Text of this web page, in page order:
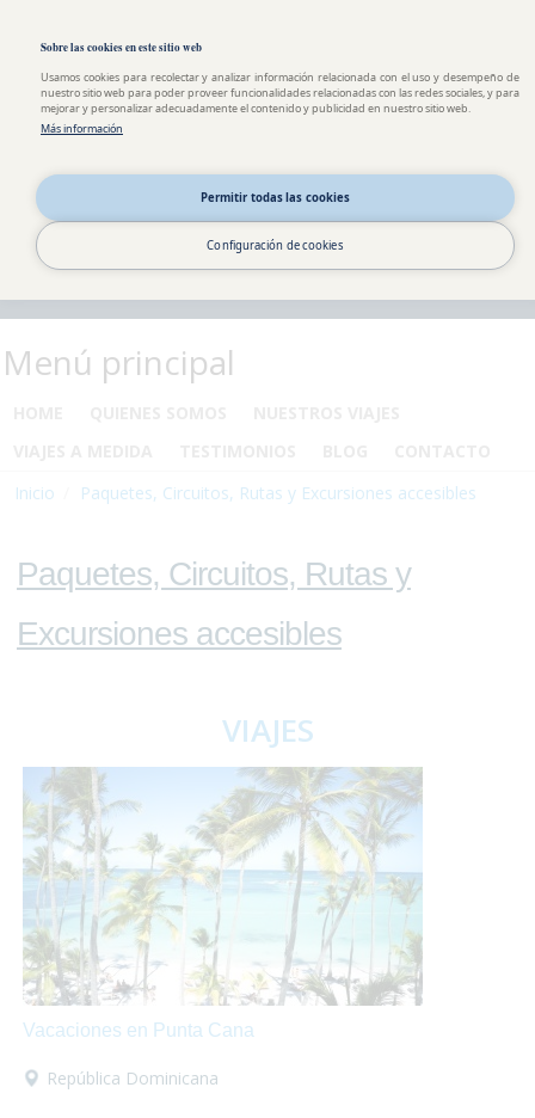
Sobre las cookies en este sitio web
Usamos cookies para recolectar y analizar información relacionada con el uso y desempeño de
nuestro sitio web para poder proveer funcionalidades relacionadas con las redes sociales, y para
mejorar y personalizar adecuadamente el contenido y publicidad en nuestro sitio web.
Más información
Permitir todas las cookies
Configuración de cookies
Menú principal
Inicio
Paquetes, Circuitos, Rutas y Excursiones accesibles
Paquetes, Circuitos, Rutas y
Excursiones accesibles
VIAJES
Vacaciones en Punta Cana
República Dominicana